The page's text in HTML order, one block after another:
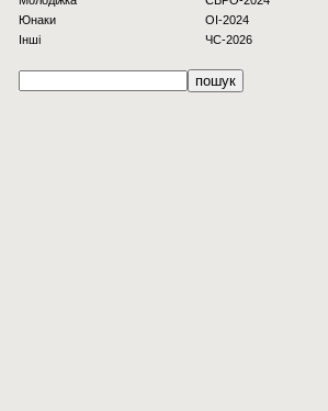
Юнаки
Інші
OI-2024
ЧС-2026